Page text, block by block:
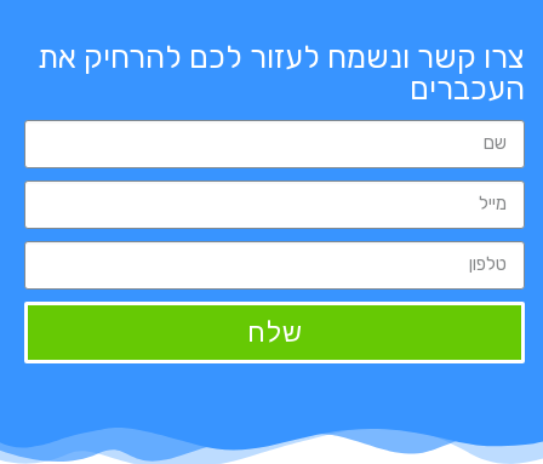
צרו קשר ונשמח לעזור לכם להרחיק את
העכברים
שלח